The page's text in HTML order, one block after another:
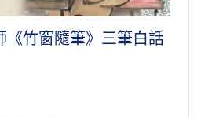
《竹窗隨筆》三筆白話